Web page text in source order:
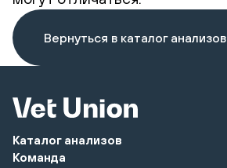
Вернуться в каталог анализов
Каталог анализов
Команда